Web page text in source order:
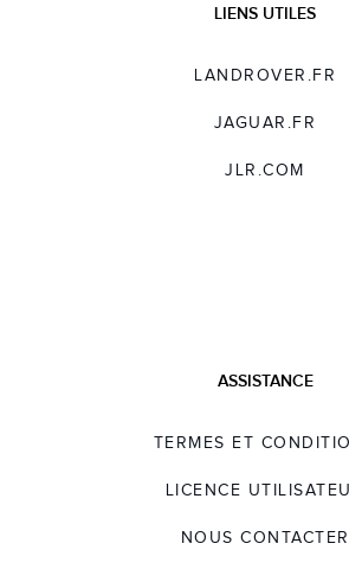
LIENS UTILES
LANDROVER.FR
JAGUAR.FR
JLR.COM
ASSISTANCE
TERMES ET
LICENCE
NOUS CONTACTER